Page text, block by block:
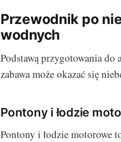
Przewodnik po
wodnych
Podstawą przygotowania
zabawa może okazać się
Pontony i łodzie
Pontony i łodzie motorowe